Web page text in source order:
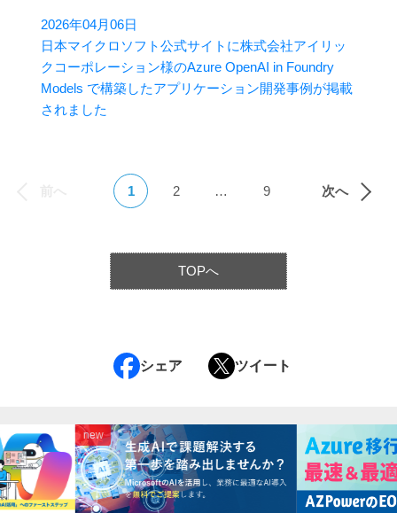
2026年04月06日
日本マイクロソフト公式サイトに株式会社アイリッ
クコーポレーション様のAzure OpenAI in Foundry
Models で構築したアプリケーション開発事例が掲載
されました
1 2 … 9 次へ
TOPへ
シェア ツイート
new